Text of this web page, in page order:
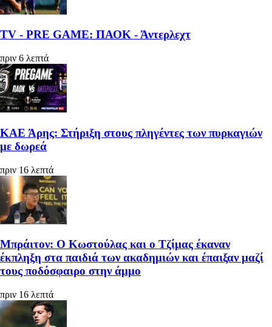
TV - PRE GAME: ΠΑΟΚ - Άντερλεχτ
πριν 6 λεπτά
ΚΑΕ Άρης: Στήριξη στους πληγέντες των πυρκαγιών
με δωρεά
πριν 16 λεπτά
Μπράιτον: Ο Κωστούλας και ο Τζίμας έκαναν
έκπληξη στα παιδιά των ακαδημιών και έπαιξαν μαζί
τους ποδόσφαιρο στην άμμο
πριν 16 λεπτά